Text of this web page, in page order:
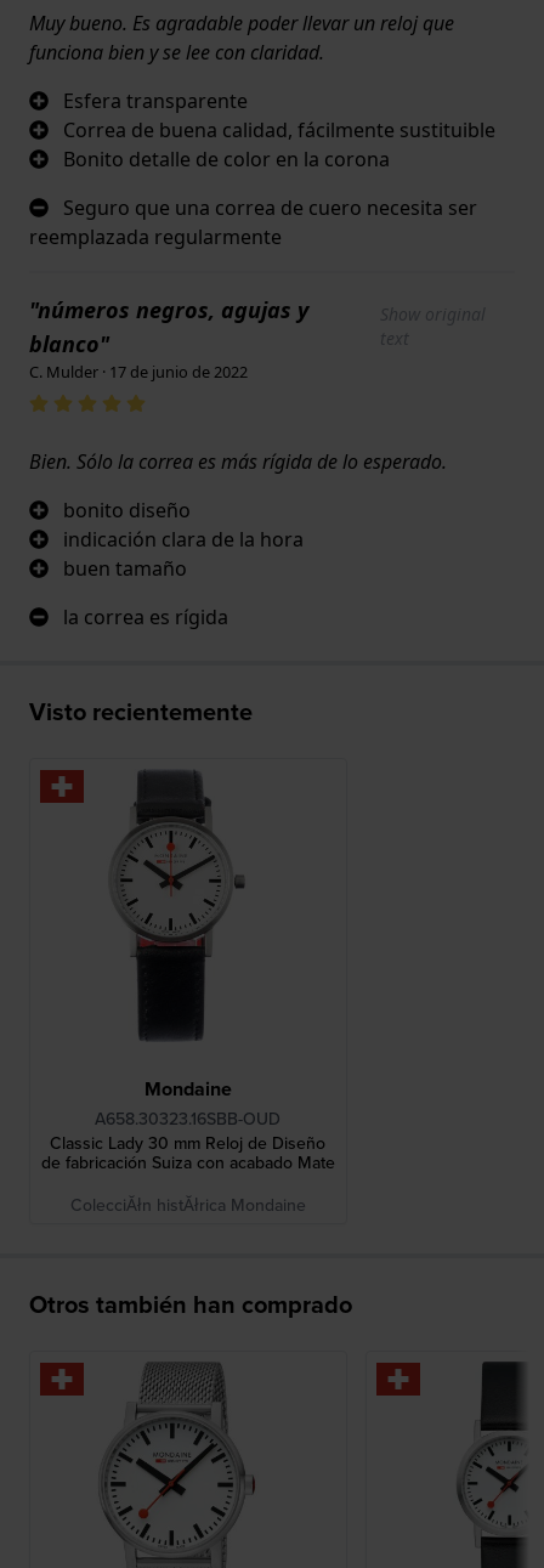
Muy bueno. Es agradable poder llevar un reloj que
funciona bien y se lee con claridad.
Esfera transparente
Correa de buena calidad, fácilmente sustituible
Bonito detalle de color en la corona
Seguro que una correa de cuero necesita ser
reemplazada regularmente
"números negros, agujas y
blanco"
Show original
text
C. Mulder · 17 de junio de 2022
Bien. Sólo la correa es más rígida de lo esperado.
bonito diseño
indicación clara de la hora
buen tamaño
la correa es rígida
Visto recientemente
Mondaine
A658.30323.16SBB-OUD
Classic Lady 30 mm Reloj de Diseño
de fabricación Suiza con acabado Mate
ColecciĂłn histĂłrica Mondaine
Otros también han comprado